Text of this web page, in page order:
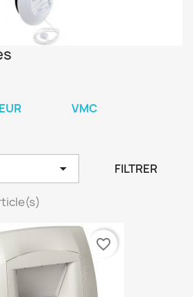
VMC
 FILTRER
favorite_border